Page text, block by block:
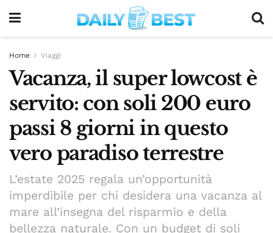
Home Viaggi
Vacanza, il super lowcost è
servito: con soli 200 euro
passi 8 giorni in questo
vero paradiso terrestre
L’estate 2025 regala un’opportunità
imperdibile per chi desidera una vacanza al
mare all’insegna del risparmio e della
bellezza naturale. Con un budget di soli